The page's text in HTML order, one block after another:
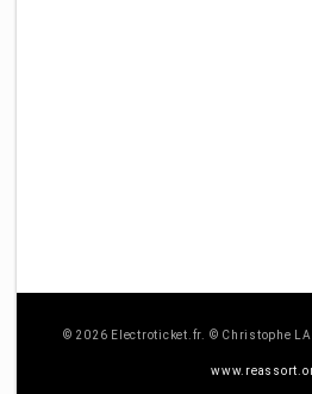
© 2026 Electroticket.fr. © Christophe